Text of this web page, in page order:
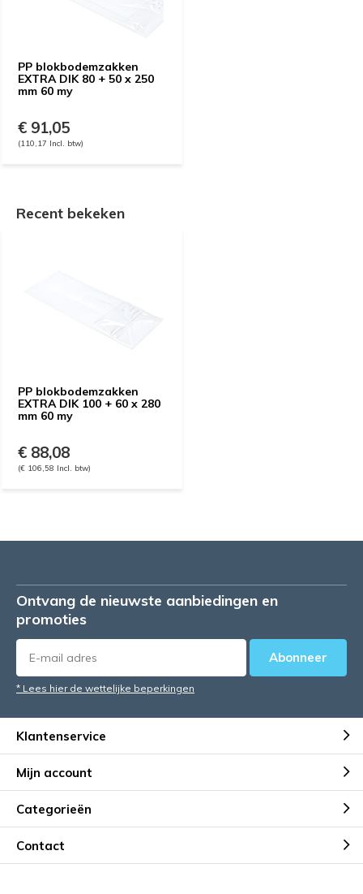
PP blokbodemzakken
EXTRA DIK 80 + 50 x 250
mm 60 my
€ 91,05
(110,17 Incl. btw)
Recent bekeken
PP blokbodemzakken
EXTRA DIK 100 + 60 x 280
mm 60 my
€ 88,08
(€ 106,58 Incl. btw)
Ontvang de nieuwste aanbiedingen en
promoties
Abonneer
* Lees hier de wettelijke beperkingen
Klantenservice
Mijn account
Categorieën
Contact